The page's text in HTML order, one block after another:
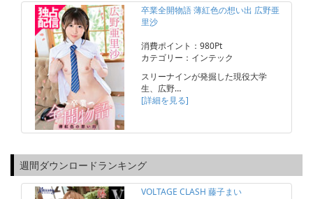
卒業全開物語 薄紅色の想い出 広野亜
里沙
消費ポイント：980Pt
カテゴリー：インテック
スリーナインが発掘した現役大学
生、広野…
[詳細を見る]
週間ダウンロードランキング
VOLTAGE CLASH 藤子まい